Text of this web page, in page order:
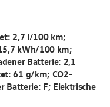
2,7 l/100 km;
kWh/100 km;
Batterie: 2,1
61 g/km; CO2-
Batterie: F; Elektrische